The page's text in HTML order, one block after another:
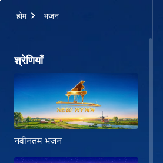
होम भजन
श्रेणियाँ
नवीनतम भजन